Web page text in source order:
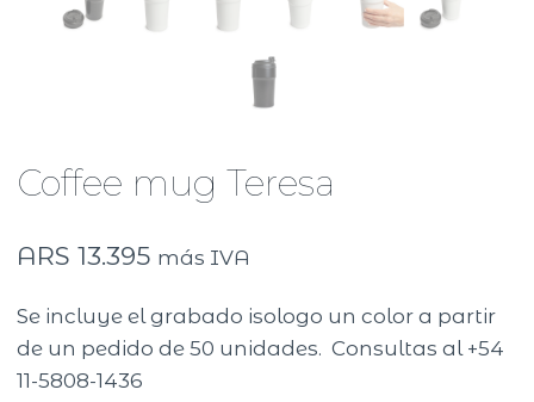
Coffee mug Teresa
ARS 13.395 más IVA
Se incluye el grabado isologo un color a partir
de un pedido de 50 unidades. Consultas al +54
11-5808-1436